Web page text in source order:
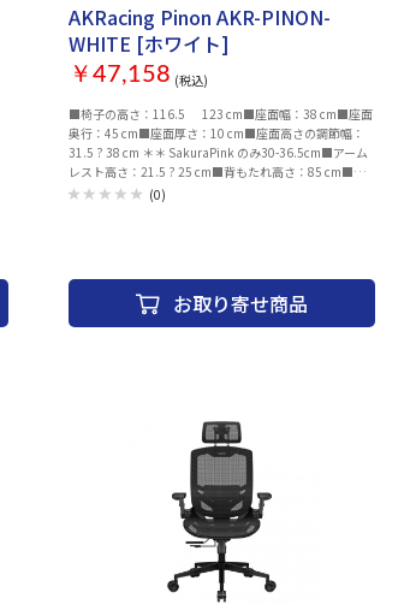
AKRacing Pinon AKR-PINON-
WHITE [ホワイト]
￥47,158 (税込)
■椅子の高さ：116.5 123 cm■座面幅：38 cm■座面
奥行：45 cm■座面厚さ：10 cm■座面高さの調節幅：
31.5 ? 38 cm ＊＊ SakuraPink のみ30-36.5cm■アーム
レスト高さ：21.5 ? 25 cm■背もたれ高さ：85 cm■荷
重制限：150 kg■正味重量：24.0 kg■総重量：26.5
(0)
お取り寄せ商品